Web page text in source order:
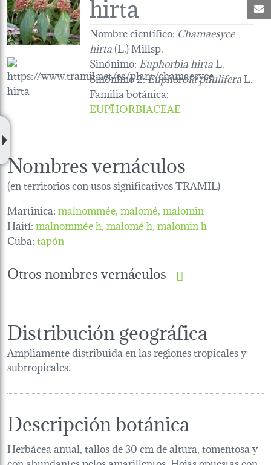
Nombre científico: Chamaesyce
hirta(L.) Millsp.
Sinónimo: Euphorbia hirtaL.
Sinónimo 2:Euphorbia piluliferaL.
Familia botánica:
EUPHORBIACEAE
Nombres vernáculos
(en territorios con usos significativos TRAMIL)
Martinica:malnommée malomé malomin
Haití:malnommée h malomé h malomin h
Cuba:tapón
Otros nombres vernáculos
Distribución geográfica
Ampliamente distribuida en las regiones tropicales y
subtropicales.
Descripción botánica
Herbácea anual, tallos de 30 cm de altura, tomentosa y